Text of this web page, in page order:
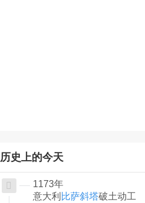
历史上的今天
1173年
意大利 比萨斜塔破土动工